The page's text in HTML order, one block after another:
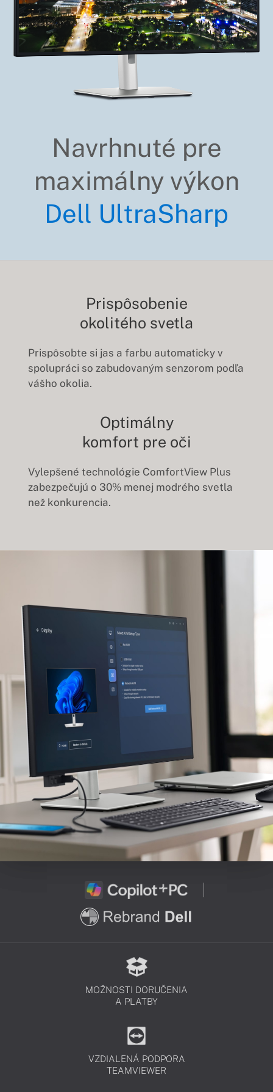
Navrhnuté pre
maximálny výkon
Dell UltraSharp
Prispôsobenie
okolitého svetla
Prispôsobte si jas a farbu automaticky v
spolupráci so zabudovaným senzorom podľa
vášho okolia.
Optimálny
komfort pre oči
Vylepšené technológie ComfortView Plus
zabezpečujú o 30% menej modrého svetla
než konkurencia.
MOŽNOSTI DORUČENIA
A PLATBY
VZDIALENÁ PODPORA
TEAMVIEWER